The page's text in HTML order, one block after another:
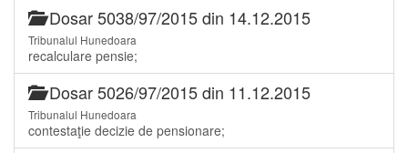
Dosar 5038/97/2015 din 14.12.2015
Tribunalul Hunedoara
recalculare pensie;
Dosar 5026/97/2015 din 11.12.2015
Tribunalul Hunedoara
contestaţie decizie de pensionare;